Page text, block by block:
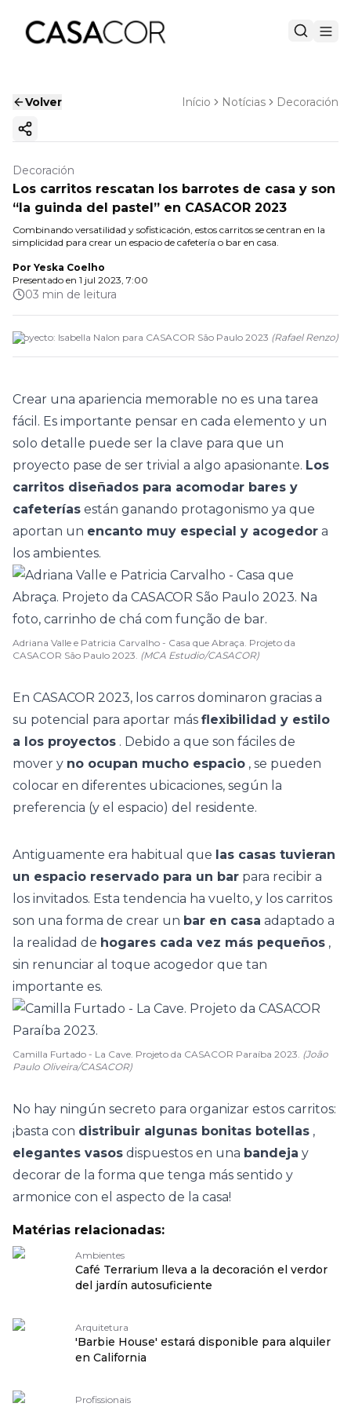
Volver Início Notícias Decoración
Copiar enlace
Decoración
Los carritos rescatan los barrotes de casa y son
“la guinda del pastel” en CASACOR 2023
Combinando versatilidad y sofisticación, estos carritos se centran en la
simplicidad para crear un espacio de cafetería o bar en casa.
Por Yeska Coelho
Presentado en 1 jul 2023, 7:00
03 min de leitura
Proyecto: Isabella Nalon para CASACOR São Paulo 2023 (Rafael Renzo)
Crear una apariencia memorable no es una tarea
fácil. Es importante pensar en cada elemento y un
solo detalle puede ser la clave para que un
proyecto pase de ser trivial a algo apasionante. Los
carritos diseñados para acomodar bares y
cafeterías están ganando protagonismo ya que
aportan un encanto muy especial y acogedor a
los ambientes.
Adriana Valle e Patricia Carvalho - Casa que Abraça. Projeto da
CASACOR São Paulo 2023. (MCA Estudio/CASACOR)
En CASACOR 2023, los carros dominaron gracias a
su potencial para aportar más flexibilidad y estilo
a los proyectos . Debido a que son fáciles de
mover y no ocupan mucho espacio , se pueden
colocar en diferentes ubicaciones, según la
preferencia (y el espacio) del residente.
Antiguamente era habitual que las casas tuvieran
un espacio reservado para un bar para recibir a
los invitados. Esta tendencia ha vuelto, y los carritos
son una forma de crear un bar en casa adaptado a
la realidad de hogares cada vez más pequeños ,
sin renunciar al toque acogedor que tan
importante es.
Camilla Furtado - La Cave. Projeto da CASACOR Paraíba 2023. (João
Paulo Oliveira/CASACOR)
No hay ningún secreto para organizar estos carritos:
¡basta con distribuir algunas bonitas botellas ,
elegantes vasos dispuestos en una bandeja y
decorar de la forma que tenga más sentido y
armonice con el aspecto de la casa!
Matérias relacionadas:
Ambientes
Café Terrarium lleva a la decoración el verdor
del jardín autosuficiente
Arquitetura
'Barbie House' estará disponible para alquiler
en California
Profissionais